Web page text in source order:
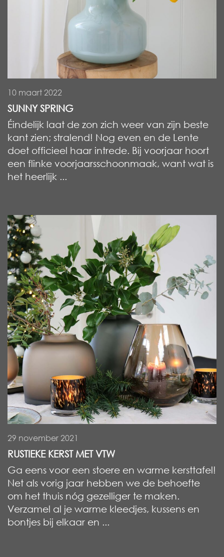
10 maart 2022
SUNNY SPRING
Éindelijk laat de zon zich weer van zijn beste
kant zien; stralend! Nog even en de Lente
doet officieel haar intrede. Bij voorjaar hoort
een flinke voorjaarsschoonmaak, want wat is
het heerlijk ...
29 november 2021
RUSTIEKE KERST MET VTW
Ga eens voor een stoere en warme kersttafel!
Net als vorig jaar hebben we de behoefte
om het thuis nóg gezelliger te maken.
Verzamel al je warme kleedjes, kussens en
bontjes bij elkaar en ...